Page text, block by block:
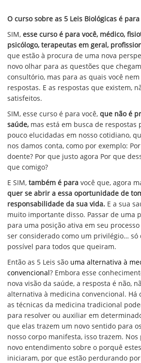
O curso sobre as 5 Leis Biológicas é
SIM, esse curso é para você, médico,
psicólogo, terapeutas em geral,
que estão à procura de uma nova
novo olhar para as questões que
consultório, mas para as quais você
respostas. E as respostas que existem,
satisfeitos.
SIM, esse curso é para você, que não é
saúde, mas está em busca de respostas
pouco elucidadas em nosso cotidiano,
nos damos conta, como por exemplo:
doente? Por que justo agora Por que
que comigo?
E SIM, também é para você que, agora
quer se abrir a essa oportunidade de
responsabilidade da sua vida. E a sua
muito importante disso. Passar de uma
para uma posição ativa em seu
ser considerado como um privilégio… só
possível para todos que queiram.
Então as 5 Leis são uma alternativa à
convencional? Embora esse
nova visão da saúde, a resposta é não,
alternativa à medicina convencional. Há
as técnicas da medicina tradicional
para resolver ou auxiliar em
que elas trazem um novo sentido para
nosso corpo manifesta, isso trazem.
novo entendimento sobre o porquê
iniciaram, por que estão perdurando